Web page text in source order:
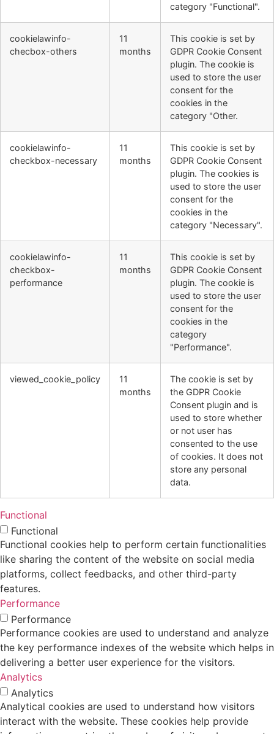
category "Functional".
cookielawinfo-
checbox-others
11
months
This cookie is set by
GDPR Cookie Consent
plugin. The cookie is
used to store the user
consent for the
cookies in the
category "Other.
cookielawinfo-
checkbox-necessary
11
months
This cookie is set by
GDPR Cookie Consent
plugin. The cookies is
used to store the user
consent for the
cookies in the
category "Necessary".
cookielawinfo-
checkbox-
performance
11
months
This cookie is set by
GDPR Cookie Consent
plugin. The cookie is
used to store the user
consent for the
cookies in the
category
"Performance".
viewed_cookie_policy
11
months
The cookie is set by
the GDPR Cookie
Consent plugin and is
used to store whether
or not user has
consented to the use
of cookies. It does not
store any personal
data.
Functional
Functional
Functional cookies help to perform certain functionalities
like sharing the content of the website on social media
platforms, collect feedbacks, and other third-party
features.
Performance
Performance
Performance cookies are used to understand and analyze
the key performance indexes of the website which helps in
delivering a better user experience for the visitors.
Analytics
Analytics
Analytical cookies are used to understand how visitors
interact with the website. These cookies help provide